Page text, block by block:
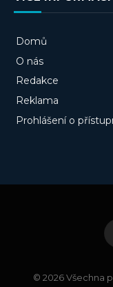
Domů
O nás
Redakce
Reklama
Prohlášení o
© 2026 Všechna